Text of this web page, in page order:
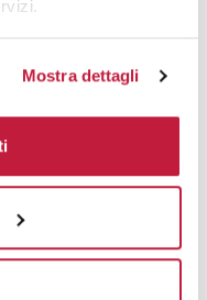
Mostra dettagli